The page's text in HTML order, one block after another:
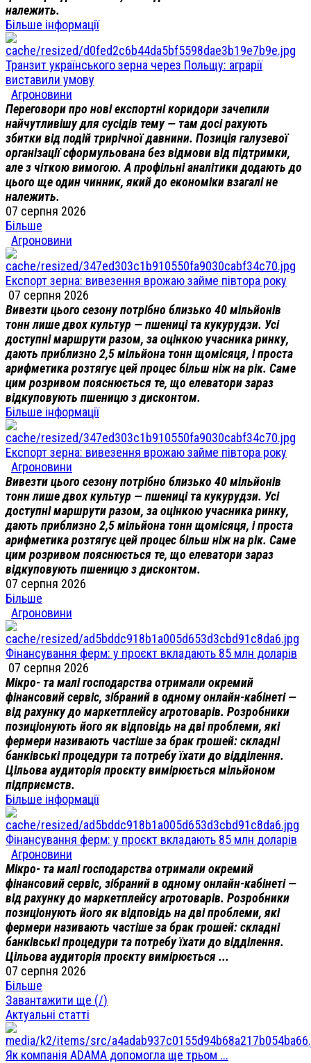
належить.
Більше інформації
Транзит українського зерна через Польщу: аграрії
виставили умову
Агроновини
Переговори про нові експортні коридори зачепили
найчутливішу для сусідів тему — там досі рахують
збитки від подій трирічної давнини. Позиція галузевої
організації сформульована без відмови від підтримки,
але з чіткою вимогою. А профільні аналітики додають до
цього ще один чинник, який до економіки взагалі не
належить.
07 серпня 2026
Більше
Агроновини
Експорт зерна: вивезення врожаю займе півтора року
07 серпня 2026
Вивезти цього сезону потрібно близько 40 мільйонів
тонн лише двох культур — пшениці та кукурудзи. Усі
доступні маршрути разом, за оцінкою учасника ринку,
дають приблизно 2,5 мільйона тонн щомісяця, і проста
арифметика розтягує цей процес більш ніж на рік. Саме
цим розривом пояснюється те, що елеватори зараз
відкуповують пшеницю з дисконтом.
Більше інформації
Експорт зерна: вивезення врожаю займе півтора року
Агроновини
Вивезти цього сезону потрібно близько 40 мільйонів
тонн лише двох культур — пшениці та кукурудзи. Усі
доступні маршрути разом, за оцінкою учасника ринку,
дають приблизно 2,5 мільйона тонн щомісяця, і проста
арифметика розтягує цей процес більш ніж на рік. Саме
цим розривом пояснюється те, що елеватори зараз
відкуповують пшеницю з дисконтом.
07 серпня 2026
Більше
Агроновини
Фінансування ферм: у проєкт вкладають 85 млн доларів
07 серпня 2026
Мікро- та малі господарства отримали окремий
фінансовий сервіс, зібраний в одному онлайн-кабінеті —
від рахунку до маркетплейсу агротоварів. Розробники
позиціонують його як відповідь на дві проблеми, які
фермери називають частіше за брак грошей: складні
банківські процедури та потребу їхати до відділення.
Цільова аудиторія проєкту вимірюється мільйоном
підприємств.
Більше інформації
Фінансування ферм: у проєкт вкладають 85 млн доларів
Агроновини
Мікро- та малі господарства отримали окремий
фінансовий сервіс, зібраний в одному онлайн-кабінеті —
від рахунку до маркетплейсу агротоварів. Розробники
позиціонують його як відповідь на дві проблеми, які
фермери називають частіше за брак грошей: складні
банківські процедури та потребу їхати до відділення.
Цільова аудиторія проєкту вимірюється ...
07 серпня 2026
Більше
Завантажити ще (/)
Актуальні статті
Як компанія ADAMA допомогла ще трьом ...